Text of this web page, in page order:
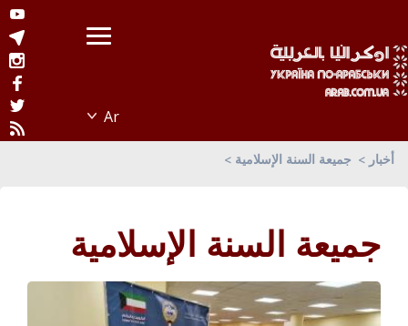
أخبار جميعة السنة الإسلامية
جميعة السنة الإسلامية